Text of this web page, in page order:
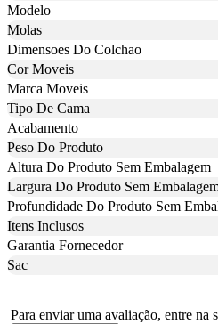
Modelo
Molas
Dimensoes Do Colchao
Cor Moveis
Marca Moveis
Tipo De Cama
Acabamento
Peso Do Produto
Altura Do Produto Sem Embalagem
Largura Do Produto Sem
Profundidade Do Produto Sem
Itens Inclusos
Garantia Fornecedor
Sac
Para enviar uma avaliação, entre na